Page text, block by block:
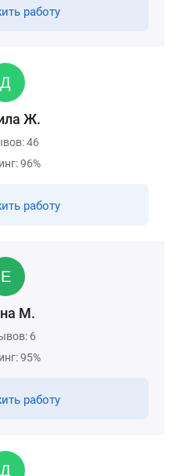
работу
Ж.
46
96%
работу
М.
6
95%
работу